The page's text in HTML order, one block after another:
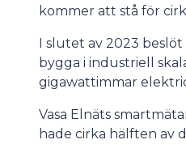
kommer att stå för
I slutet av 2023 beslöt
bygga i industriell
gigawattimmar
Vasa Elnäts
hade cirka hälften av